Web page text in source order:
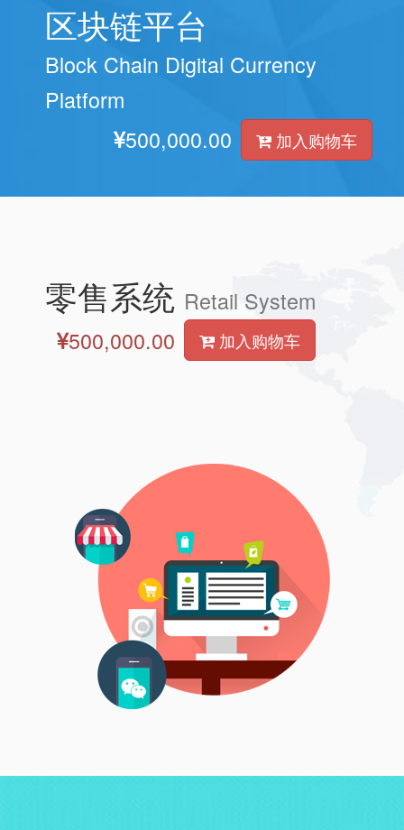
区块链平台
Block Chain Digital Currency
Platform
500,000.00
加入购物车
零售系统 Retail System
500,000.00
加入购物车